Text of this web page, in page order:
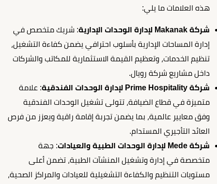
هذه العلامات ما يلي:
شركة Makanak لإدارة الوحدات الإدارية
: شريك متخصص في
إدارة المساحات الإدارية بأسلوب احترافي يضمن كفاءة التشغيل،
تنظيم الخدمات، وتعظيم القيمة الاستثمارية للمكاتب والشركات
داخل مشاريع شركة رويال.
شركة Prime Hospitality لإدارة الوحدات الفندقية
: علامة
متميزة في قطاع الضيافة، تتولى تشغيل الوحدات الفندقية
وفق معايير عالمية، بما يضمن تجربة إقامة راقية ويعزز من فرص
العائد التأجيري المستدام.
شركة Mede لإدارة الوحدات الطبية والعيادات
: جهة
متخصصة في إدارة وتشغيل المنشآت الطبية، تضمن أعلى
مستويات التنظيم والكفاءة التشغيلية للعيادات والمراكز الصحية،